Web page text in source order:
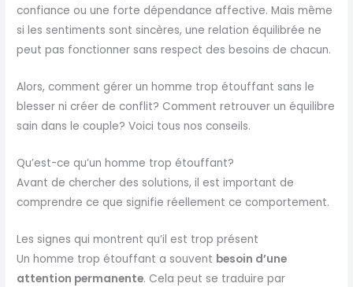
confiance ou une forte dépendance affective. Mais même
si les sentiments sont sincères, une relation équilibrée ne
peut pas fonctionner sans respect des besoins de chacun.
Alors, comment gérer un homme trop étouffant sans le
blesser ni créer de conflit? Comment retrouver un équilibre
sain dans le couple? Voici tous nos conseils.
Qu’est-ce qu’un homme trop étouffant?
Avant de chercher des solutions, il est important de
comprendre ce que signifie réellement ce comportement.
Les signes qui montrent qu’il est trop présent
Un homme trop étouffant a souvent besoin d’une
attention permanente. Cela peut se traduire par